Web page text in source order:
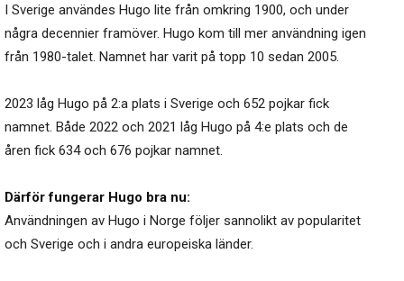
I Sverige användes Hugo lite från omkring 1900, och under
några decennier framöver. Hugo kom till mer användning igen
från 1980-talet. Namnet har varit på topp 10 sedan 2005.
2023 låg Hugo på 2:a plats i Sverige och 652 pojkar fick
namnet. Både 2022 och 2021 låg Hugo på 4:e plats och de
åren fick 634 och 676 pojkar namnet.
Därför fungerar Hugo bra nu:
Användningen av Hugo i Norge följer sannolikt av popularitet
och Sverige och i andra europeiska länder.